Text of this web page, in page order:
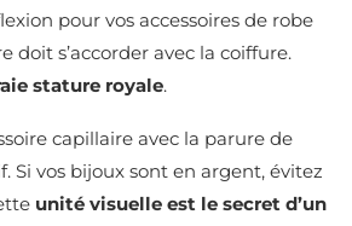
pour vos accessoires de robe
doit s’accorder avec la coiffure.
stature royale.
capillaire avec la parure de
Si vos bijoux sont en argent, évitez
unité visuelle est le secret d’un